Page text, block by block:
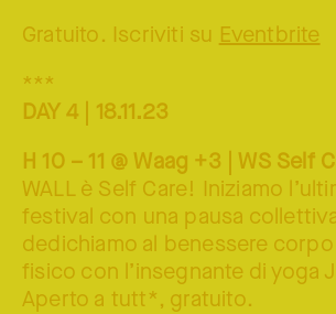
Gratuito. Iscriviti su Eventbrite
***
DAY 4 | 18.11.23
H 10 – 11 @ Waag +3 | WS Self
WALL è Self Care! Iniziamo
festival con una pausa
dedichiamo al benessere
fisico con l’insegnante di yoga
Aperto a tutt*, gratuito.